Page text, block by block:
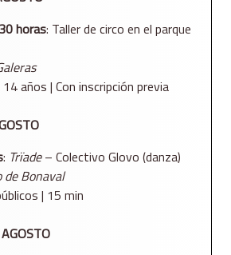
horas: Taller de circo en el parque
años | Con inscripción previa
: Trïade– Colectivo Glovo (danza)
de Bonaval
| 15 min